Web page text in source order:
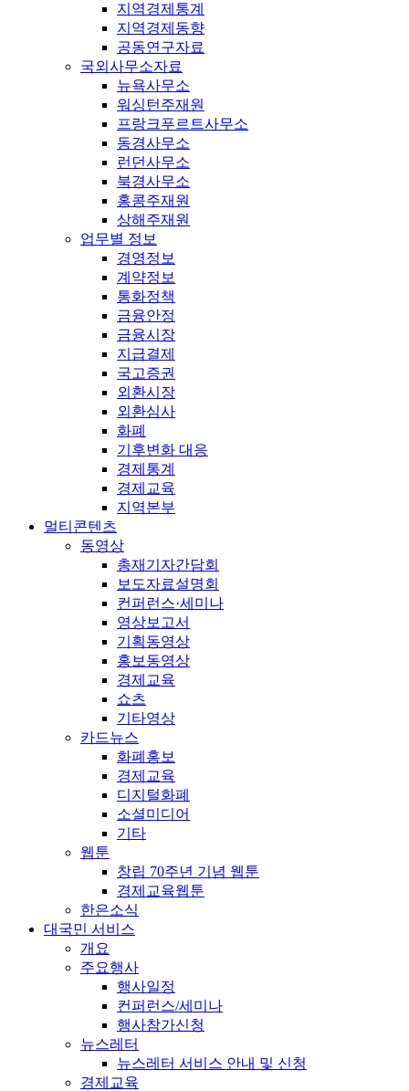
지역경제통계
지역경제동향
공동연구자료
국외사무소자료
뉴욕사무소
워싱턴주재원
프랑크푸르트사무소
동경사무소
런던사무소
북경사무소
홍콩주재원
상해주재원
업무별 정보
경영정보
계약정보
통화정책
금융안정
금융시장
지급결제
국고증권
외환시장
외환심사
화폐
기후변화 대응
경제통계
경제교육
지역본부
멀티콘텐츠
동영상
총재기자간담회
보도자료설명회
컨퍼런스·세미나
영상보고서
기획동영상
홍보동영상
경제교육
쇼츠
기타영상
카드뉴스
화폐홍보
경제교육
디지털화폐
소셜미디어
기타
웹툰
창립 70주년 기념 웹툰
경제교육웹툰
한은소식
대국민 서비스
개요
주요행사
행사일정
컨퍼런스/세미나
행사참가신청
뉴스레터
뉴스레터 서비스 안내 및 신청
경제교육